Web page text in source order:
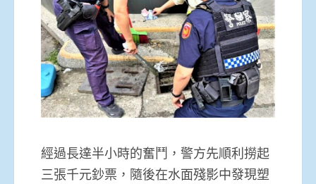
經過長達半小時的奮鬥，警方先順利撈起
三張千元鈔票，隨後在水面殘影中發現塑